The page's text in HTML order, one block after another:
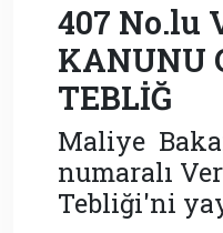
407 No.lu
KANUNU
TEBLİĞ
Maliye
numaralı
Tebliği'ni